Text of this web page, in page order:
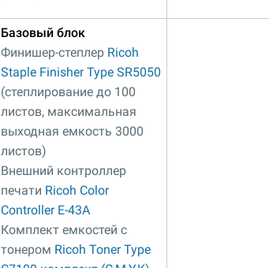
Базовый блок
Финишер-степлер Ricoh
Staple Finisher Type SR5050
(степлирование до 100
листов, максимальная
выходная емкость 3000
листов)
Внешний контроллер
печати Ricoh Color
Controller E-43A
Комплект емкостей с
тонером Ricoh Toner Type